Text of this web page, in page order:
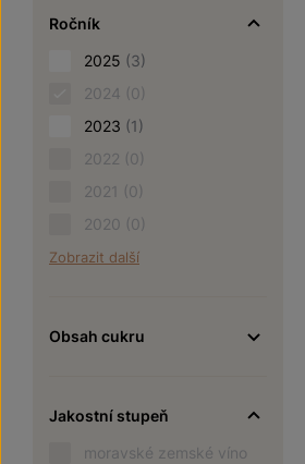
Ročník
2025 (3)
2024 (0)
2023 (1)
2022 (0)
2021 (0)
2020 (0)
Zobrazit další
Obsah cukru
Jakostní stupeň
moravské zemské víno